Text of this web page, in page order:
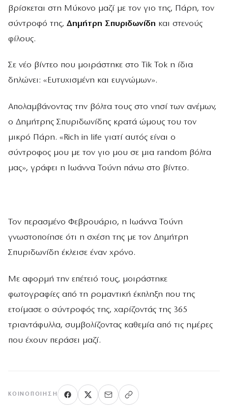
βρίσκεται στη Μύκονο μαζί με τον γιο της, Πάρη, τον
σύντροφό της, Δημήτρη Σπυριδωνίδη και στενούς
φίλους.
Σε νέο βίντεο που μοιράστηκε στο Tik Tok η ίδια
δηλώνει: «Ευτυχισμένη και ευγνώμων».
Απολαμβάνοντας την βόλτα τους στο νησί των ανέμων,
ο Δημήτρης Σπυριδωνίδης κρατά ώμους του τον
μικρό Πάρη. «Rich in life γιατί αυτός είναι ο
σύντροφος μου με τον γιο μου σε μια random βόλτα
μας», γράφει η Ιωάννα Τούνη πάνω στο βίντεο.
Τον περασμένο Φεβρουάριο, η Ιωάννα Τούνη
γνωστοποίησε ότι η σχέση της με τον Δημήτρη
Σπυριδωνίδη έκλεισε έναν χρόνο.
Με αφορμή την επέτειό τους, μοιράστηκε
φωτογραφίες από τη ρομαντική έκπληξη που της
ετοίμασε ο σύντροφός της, χαρίζοντάς της 365
τριαντάφυλλα, συμβολίζοντας καθεμία από τις ημέρες
που έχουν περάσει μαζί.
ΚΟΙΝΟΠΟΊΗΣΗ